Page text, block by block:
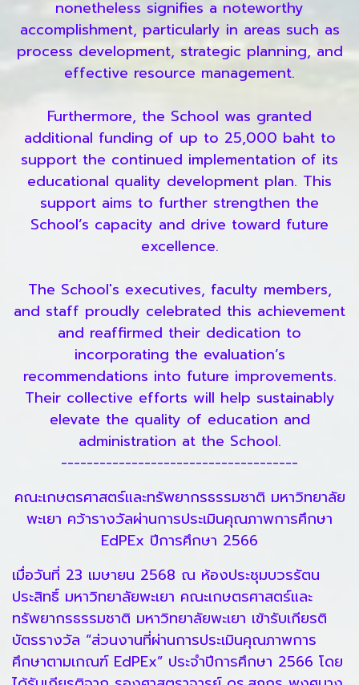
nonetheless signifies a noteworthy
accomplishment, particularly in areas such as
process development, strategic planning, and
effective resource management.
Furthermore, the School was granted
additional funding of up to 25,000 baht to
support the continued implementation of its
educational quality development plan. This
support aims to further strengthen the
School’s capacity and drive toward future
excellence.
The School's executives, faculty members,
and staff proudly celebrated this achievement
and reaffirmed their dedication to
incorporating the evaluation’s
recommendations into future improvements.
Their collective efforts will help sustainably
elevate the quality of education and
administration at the School.
-------------------------------------
คณะเกษตรศาสตร์และทรัพยากรธรรมชาติ มหาวิทยาลัย
พะเยา คว้ารางวัลผ่านการประเมินคุณภาพการศึกษา
EdPEx ปีการศึกษา 2566
เมื่อวันที่ 23 เมษายน 2568 ณ ห้องประชุมบวรรัตน
ประสิทธิ์ มหาวิทยาลัยพะเยา คณะเกษตรศาสตร์และ
ทรัพยากรธรรมชาติ มหาวิทยาลัยพะเยา เข้ารับเกียรติ
บัตรรางวัล “ส่วนงานที่ผ่านการประเมินคุณภาพการ
ศึกษาตามเกณฑ์ EdPEx” ประจำปีการศึกษา 2566 โดย